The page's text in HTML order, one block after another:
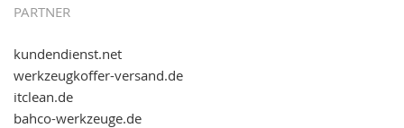
PARTNER
kundendienst.net
werkzeugkoffer-versand.de
itclean.de
bahco-werkzeuge.de